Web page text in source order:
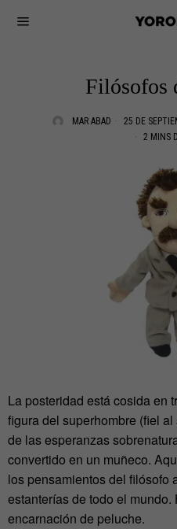
Filósofos
MAR ABAD 25 DE
2 MINS
La posteridad está cosida en
figura del superhombre (fiel
de las esperanzas
convertido en un muñeco.
los pensamientos del filósofo
estanterías de todo el
encarnación de peluche.